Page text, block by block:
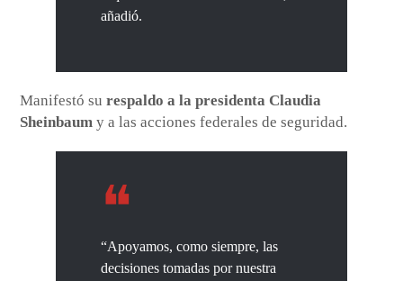
añadió.
Manifestó surespaldo a la presidenta Claudia
Sheinbaum y a las acciones federales de seguridad.
“Apoyamos, como siempre, las
decisiones tomadas por nuestra